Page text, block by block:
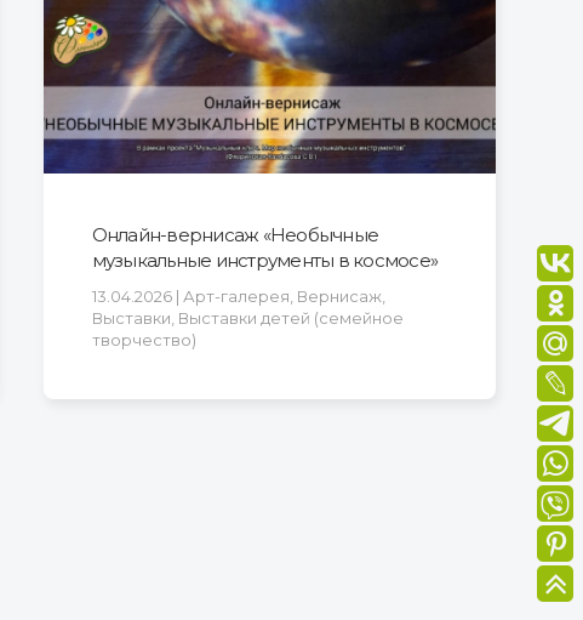
Онлайн-вернисаж «Необычные
музыкальные инструменты в космосе»
13.04.2026 | Арт-галерея, Вернисаж,
Выставки, Выставки детей (семейное
творчество)